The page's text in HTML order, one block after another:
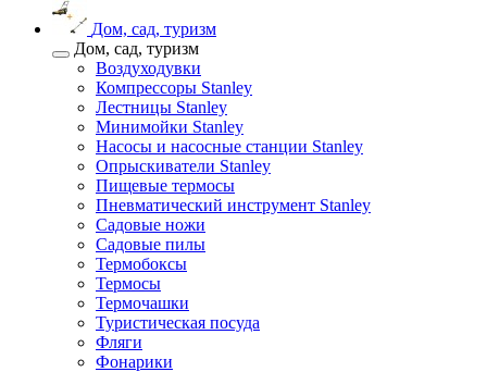
Дом, сад, туризм
Дом, сад, туризм
Воздуходувки
Компрессоры Stanley
Лестницы Stanley
Минимойки Stanley
Насосы и насосные станции Stanley
Опрыскиватели Stanley
Пищевые термосы
Пневматический инструмент Stanley
Садовые ножи
Садовые пилы
Термобоксы
Термосы
Термочашки
Туристическая посуда
Фляги
Фонарики